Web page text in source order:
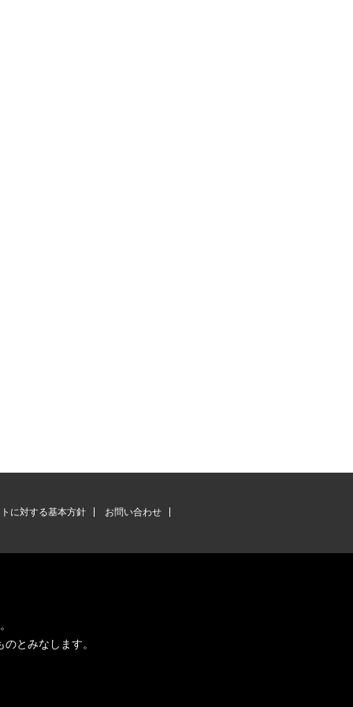
に対する基本方針 お問い合わせ
とみなします。